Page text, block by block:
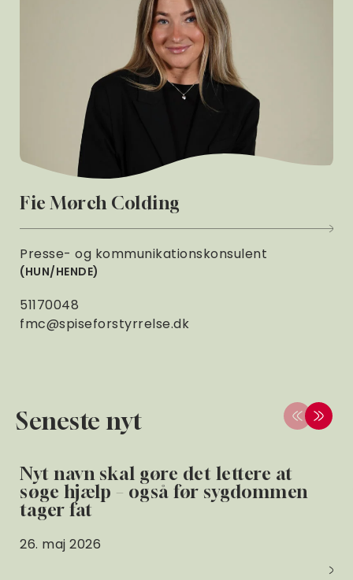
Fie Mørch Colding
Presse- og kommunikationskonsulent
HUN/HENDE
51170048
fmc@spiseforstyrrelse.dk
Seneste nyt
Nyt navn skal gøre det lettere at
søge hjælp – også før sygdommen
tager fat
26. maj 2026